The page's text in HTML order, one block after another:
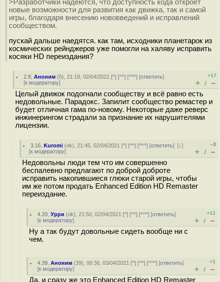
>Разработчики надеются, что доступность кода откроет
новые возможности для развития как движка, так и самой
игры, благодаря внесению нововведений и исправлений
сообществом.
пускай дальше наедятся. как там, исходники планетарок из
космических рейнджеров уже помогли на халяву исправить
косяки HD переиздания?
2.8 ,Аноним (5), 21:19, 02/04/2021 [^] [^^] [^^^] [ответить]
[к модератору]
+17
+ / –
Целый движок подогнали сообществу и всё равно есть
недовольные. Парадокс. Запилит сообщество ремастер и
будет отличная гама по-новому. Некоторые даже реверс
инжинерингом страдали за признание их нарушителями
лицензии.
3.16 ,Kuromi (ok), 21:45, 02/04/2021 [^] [^^] [^^^] [ответить][↓]
[к модератору]
–3
+ / –
Недовольны люди тем что им совершенно
беспалевно предлагают по доброй доброте
исправить накопившиеся глюки старой игры, чтобы
им же потом продать Enhanced Edition HD Remaster
переиздание.
4.20 ,Урри (ok), 21:50, 02/04/2021 [^] [^^] [^^^] [ответить]
[к модератору]
+11
+ / –
Ну а так будут довольные сидеть вообще ни с
чем.
4.39 ,Аноним (39), 00:36, 03/04/2021 [^] [^^] [^^^] [ответить]
[к модератору]
+1
+ / –
Да, и сразу же это Enhanced Edition HD Remaster